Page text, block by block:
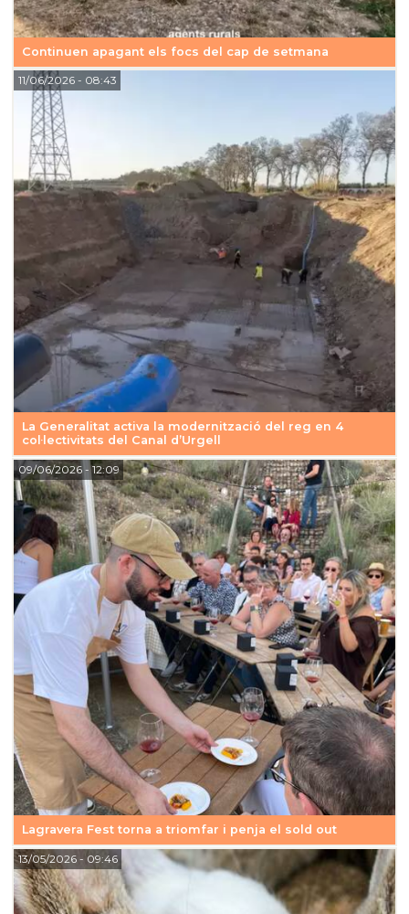
Continuen apagant els focs del cap de setmana
La Generalitat activa la modernització del reg en 4
col·lectivitats del Canal d’Urgell
11/06/2026- 08:43
Lagravera Fest torna a triomfar i penja el sold out
09/06/2026- 12:09
13/05/2026- 09:46